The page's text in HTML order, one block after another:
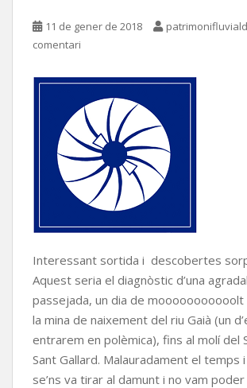
11 de gener de 2018
comentari
Interessant sortida i descobertes
Aquest seria el diagnòstic d’una
passejada, un dia de
la mina de naixement del riu Gaià (un
entrarem en polèmica), fins al molí del
Sant Gallard. Malauradament el temps
se’ns va tirar al damunt i no vam